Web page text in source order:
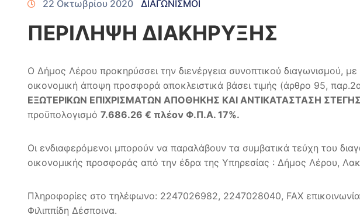
22 Οκτωβρίου 2020 ΔΙΑΓΩΝΙΣΜΟΙ
ΠΕΡΙΛΗΨΗ ΔΙΑΚΗΡΥΞΗΣ
Ο Δήμος Λέρου προκηρύσσει την διενέργεια συνοπτικού διαγωνισμού,
οικονομική άποψη προσφορά αποκλειστικά βάσει τιμής (άρθρο 95,
ΕΞΩΤΕΡΙΚΩΝ ΕΠΙΧΡΙΣΜΑΤΩΝ ΑΠΟΘΗΚΗΣ ΚΑΙ ΑΝΤΙΚΑΤΑΣΤΑΣΗ
προϋπολογισμό 7.686.26 € πλέον Φ.Π.Α. 17%.
Οι ενδιαφερόμενοι μπορούν να παραλάβουν τα συμβατικά τεύχη του
οικονομικής προσφοράς από την έδρα της Υπηρεσίας : Δήμος Λέρου,
Πληροφορίες στο τηλέφωνο: 2247026982, 2247028040, FAX
Φιλιππίδη Δέσποινα.